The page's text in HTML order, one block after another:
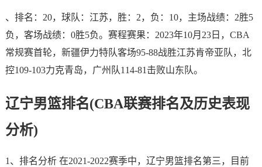
、排名：20，球队：江苏，胜：2，负：10，主场战绩：2胜5
负，客场战绩：0胜5负。赛程赛果：2023年10月23日，CBA
常规赛首轮，新疆伊力特队客场95-88战胜江苏肯帝亚队，北
控109-103力克青岛，广州队114-81击败山东队。
辽宁男篮排名(CBA联赛排名及历史表现
分析)
1、排名分析 在2021-2022赛季中，辽宁男篮排名第三，目前